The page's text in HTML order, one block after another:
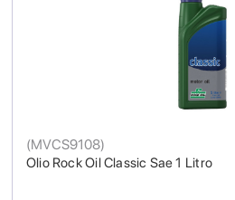
Olio Rock Oil Classic Sae 1 Litro
(MVCS9108)